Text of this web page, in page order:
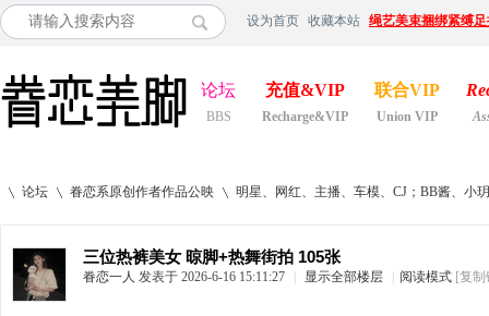
设为首页 收藏本站 绳艺美束捆绑紧缚
论坛
BBS
充值&VIP
Recharge&VIP
联合VIP
Union VIP
论坛
›
眷恋系原创作者作品公映
›
明星、网红、主播、车模、CJ；BB酱、小
三位热裤美女 晾脚+热舞街拍 105张
眷恋一人 发表于 2026-6-16 15:11:27 显示全部楼层 阅读模式 [复